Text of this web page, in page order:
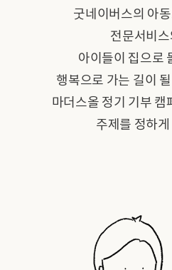
굿네이버스의 아
전문서비스
아이들이 집으로
행복으로 가는 길이
마더스올 정기 기부 캠
주제를 정하